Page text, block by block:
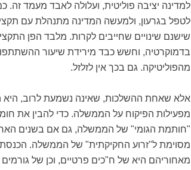
למדינה יציבה פוליטית, ועלולה לאבד מעמד זה.
לטפל בגרעון, ולמעשה המדינה מתנהלת עם
שישנם שינויים שחייבים לקרות. מלבד הפן
בדמוקרטיה, וחשש כבד מירידת שיעור
מהפוליטיקה. גם בכך אין לזלזל.
אלא שאחת ההשלכות, שאינה נשמעת לרוב, היא
מפעילות הפיקוח על הממשלה. כדי להבין את
"חותמת הגומי" של הממשלה, גם אם בשנים
מסוימת ל"זרוע החקיקתית" של הממשלה.
מאחוריהם היא של ח"כים פרטיים, וכן של